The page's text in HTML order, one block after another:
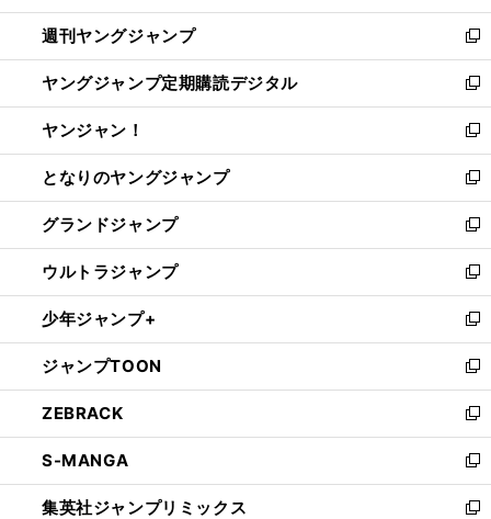
開
く
ウ
で
開
く
ン
ド
ウ
で
開
く
ウ
ィ
ン
ド
ウ
で
開
く
週刊ヤングジャンプ
新
し
い
ウ
ィ
ン
ド
ウ
で
開
く
ヤングジャンプ定期購読デジタル
新
し
い
ウ
ィ
ン
ド
ウ
で
開
く
ヤンジャン！
新
し
い
ウ
ィ
ン
ド
ウ
で
開
く
となりのヤングジャンプ
新
し
い
ウ
ィ
ン
ド
ウ
で
開
く
グランドジャンプ
新
し
い
ウ
ィ
ン
ド
ウ
で
開
く
ウルトラジャンプ
新
し
い
ウ
ィ
ン
ド
ウ
で
開
く
少年ジャンプ+
新
し
い
ウ
ィ
ン
ド
ウ
で
ジャンプTOON
新
し
い
ウ
ィ
ン
ド
ZEBRACK
新
し
い
ウ
ィ
S-MANGA
新
し
い
集英社ジャンプリミックス 新